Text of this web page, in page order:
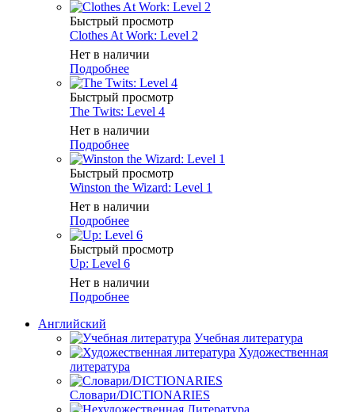
Быстрый просмотр
Clothes At Work: Level 2
Нет в наличии
Подробнее
Быстрый просмотр
The Twits: Level 4
Нет в наличии
Подробнее
Быстрый просмотр
Winston the Wizard: Level 1
Нет в наличии
Подробнее
Быстрый просмотр
Up: Level 6
Нет в наличии
Подробнее
Английский
Учебная литература
Художественная
литература
Словари/DICTIONARIES